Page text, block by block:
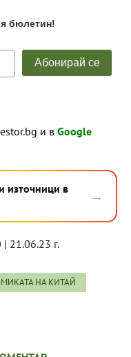
и в Google
източници в
→
| 21.06.23 г.
НА КИТАЙ